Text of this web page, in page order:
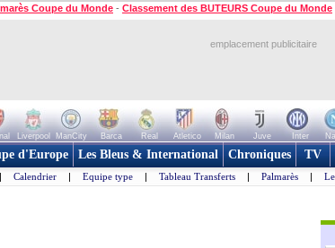
Coupe du Monde - Classement des BUTEURS Coupe du Monde
emplacement publicitaire
Liverpool ManCity Barca Real Atletico Milan Juve Inter
d'Europe Les Bleus & International Chroniques TV
| Calendrier | Equipe type | Tableau Transferts | Palmarès |